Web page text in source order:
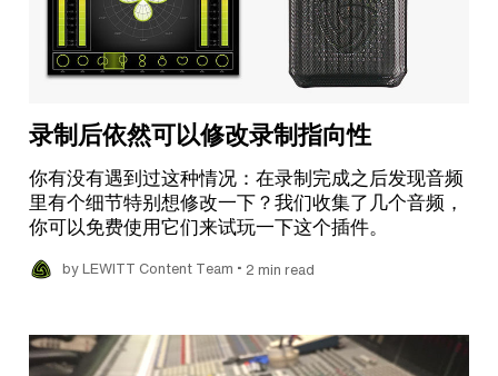
录制后依然可以修改录制指向性
你有没有遇到过这种情况：在录制完成之后发现音频
里有个细节特别想修改一下？我们收集了几个音频，
你可以免费使用它们来试玩一下这个插件。
by LEWITT Content Team • 2 min read